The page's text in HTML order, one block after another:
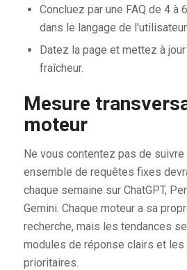
Concluez par une FAQ de 4 à
dans le langage de l'utilisateur.
Datez la page et mettez à
fraîcheur.
Mesure
moteur
Ne vous contentez pas de suivre
ensemble de requêtes fixes
chaque semaine sur ChatGPT,
Gemini. Chaque moteur a sa
recherche, mais les tendances
modules de réponse clairs et
prioritaires.